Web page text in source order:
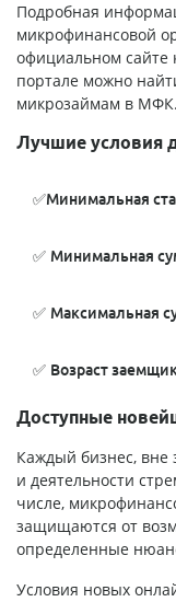
Подробная
микрофинансовой
официальном
портале можно
микрозаймам в МФК.
Лучшие условия
✅Минимальная
✅ Минимальная
✅ Максимальная
✅ Возраст
Доступные
Каждый бизнес, вне
и деятельности
числе,
защищаются от
определенные
Условия новых